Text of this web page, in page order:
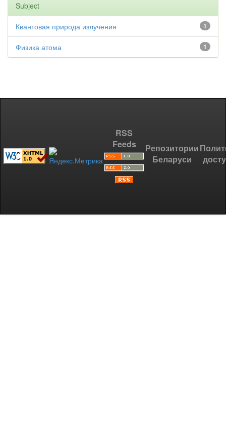
Subject
1
Квантовая природа излучения
1
Физика атома
RSS
Feeds
Репозитории
Беларуси